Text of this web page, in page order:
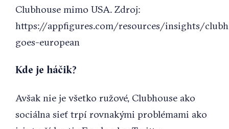
Clubhouse mimo USA. Zdroj:
https://appfigures.com/resources/insights/
goes-european
Kde je háčik?
Avšak nie je všetko ružové, Clubhouse ako
sociálna sieť trpí rovnakými problémami ako